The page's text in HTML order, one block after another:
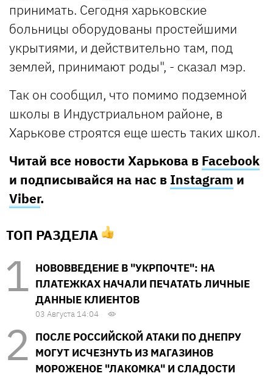
принимать. Сегодня харьковские
больницы оборудованы простейшими
укрытиями, и действительно там, под
землей, принимают роды", - сказал мэр.
Так он сообщил, что помимо подземной
школы в Индустриальном районе, в
Харькове строятся еще шесть таких школ.
Читай все новости Харькова в Facebook
и подписывайся на нас в Instagram и
Viber.
ТОП РАЗДЕЛА
НОВОВВЕДЕНИЕ В "УКРПОЧТЕ": НА
ПЛАТЕЖКАХ НАЧАЛИ ПЕЧАТАТЬ ЛИЧНЫЕ
ДАННЫЕ КЛИЕНТОВ
03 Августа 14:04
ПОСЛЕ РОССИЙСКОЙ АТАКИ ПО ДНЕПРУ
МОГУТ ИСЧЕЗНУТЬ ИЗ МАГАЗИНОВ
МОРОЖЕНОЕ "ЛАКОМКА" И СЛАДОСТИ